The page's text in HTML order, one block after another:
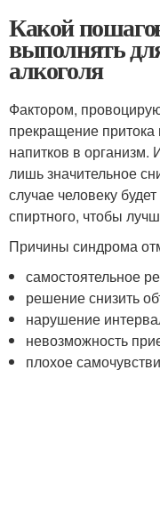
Какой
выполнять
алкоголя
Фактором,
прекращение
напитков в
лишь значительное
случае человеку
спиртного, чтобы
Причины синдрома
самостоятельное
решение снизить
нарушение
невозможность
плохое